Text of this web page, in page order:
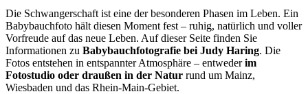
Die Schwangerschaft ist eine der besonderen Phasen im Leben. Ein
Babybauchfoto hält diesen Moment fest – ruhig, natürlich und voller
Vorfreude auf das neue Leben. Auf dieser Seite finden Sie
Informationen zu Babybauchfotografie bei Judy Haring. Die
Fotos entstehen in entspannter Atmosphäre – entwederim
Fotostudio oder draußen in der Natur rund um Mainz,
Wiesbaden und das Rhein-Main-Gebiet.